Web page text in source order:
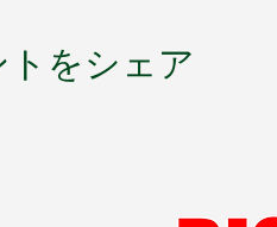
をシェア